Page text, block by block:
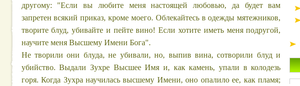
другому: "Если вы любите меня настоящей любовью, да будет вам
запретен всякий приказ, кроме моего. Облекайтесь в одежды мятежников,
творите блуд, убивайте и пейте вино! Если хотите иметь меня подругой,
научите меня Высшему Имени Бога".
Не творили они блуда, не убивали, но, выпив вина, сотворили блуд и
убийство. Выдали Зухре Высшее Имя и, как камень, упали в колодезь
горя. Когда Зухра научилась высшему Имени, оно опалило ее, как пламя;